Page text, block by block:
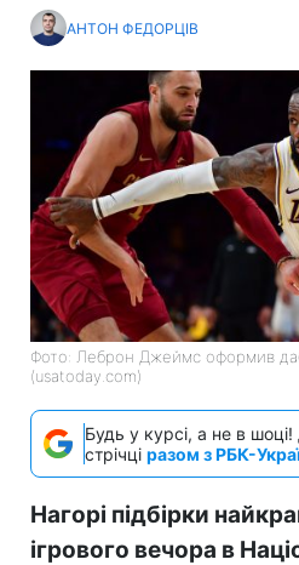
АНТОН ФЕДОРЦІВ
Фото: Леброн Джеймс оформив
(usatoday.com)
Будь у курсі, а не в
стрічці разом з РБК-
Нагорі підбірки
ігрового вечора в